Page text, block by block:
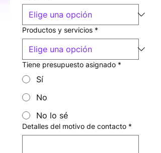
Productos y servicios *
Tiene presupuesto asignado *
Sí
No
No lo sé
Detalles del motivo de contacto *